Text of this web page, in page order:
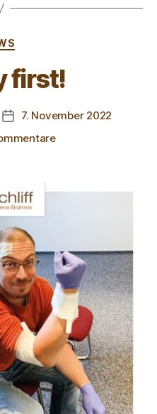
first!
7. November 2022